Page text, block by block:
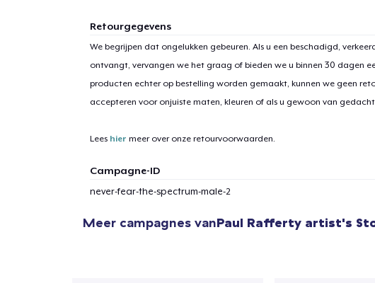
Retourgegevens
We begrijpen dat ongelukken gebeuren. Als u een beschadigd,
ontvangt, vervangen we het graag of bieden we u binnen 30 dagen
producten echter op bestelling worden gemaakt, kunnen we geen
accepteren voor onjuiste maten, kleuren of als u gewoon van
Lees hier meer over onze retourvoorwaarden.
Campagne-ID
never-fear-the-spectrum-male-2
Meer campagnes vanPaul Rafferty artist's